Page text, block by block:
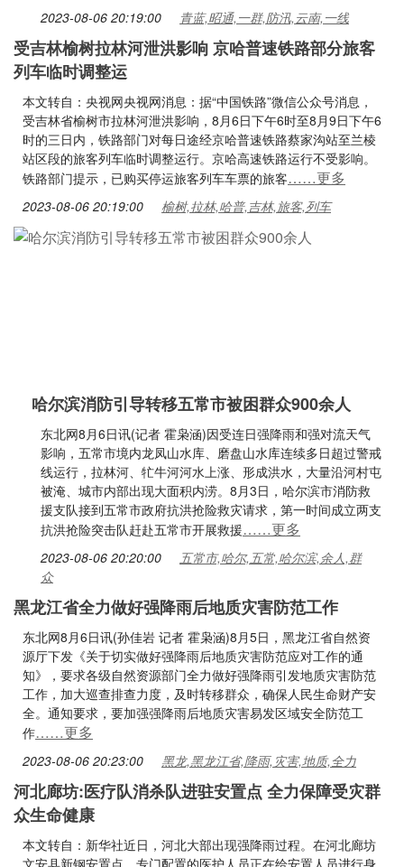
2023-08-06 20:19:00 青蓝,昭通,一群,防汛,云南,一线
受吉林榆树拉林河泄洪影响 京哈普速铁路部分旅客
列车临时调整运
本文转自：央视网央视网消息：据“中国铁路”微信公众号消息，
受吉林省榆树市拉林河泄洪影响，8月6日下午6时至8月9日下午6
时的三日内，铁路部门对每日途经京哈普速铁路蔡家沟站至兰棱
站区段的旅客列车临时调整运行。京哈高速铁路运行不受影响。
铁路部门提示，已购买停运旅客列车车票的旅客……更多
2023-08-06 20:19:00 榆树,拉林,哈普,吉林,旅客,列车
哈尔滨消防引导转移五常市被困群众900余人
东北网8月6日讯(记者 霍枭涵)因受连日强降雨和强对流天气
影响，五常市境内龙凤山水库、磨盘山水库连续多日超过警戒
线运行，拉林河、牤牛河河水上涨、形成洪水，大量沿河村屯
被淹、城市内部出现大面积内涝。8月3日，哈尔滨市消防救
援支队接到五常市政府抗洪抢险救灾请求，第一时间成立两支
抗洪抢险突击队赶赴五常市开展救援……更多
2023-08-06 20:20:00
五常市,哈尔,五常,哈尔滨,余人,群
众
黑龙江省全力做好强降雨后地质灾害防范工作
东北网8月6日讯(孙佳岩 记者 霍枭涵)8月5日，黑龙江省自然资
源厅下发《关于切实做好强降雨后地质灾害防范应对工作的通
知》，要求各级自然资源部门全力做好强降雨引发地质灾害防范
工作，加大巡查排查力度，及时转移群众，确保人民生命财产安
全。通知要求，要加强强降雨后地质灾害易发区域安全防范工
作……更多
2023-08-06 20:23:00 黑龙,黑龙江省,降雨,灾害,地质,全力
河北廊坊:医疗队消杀队进驻安置点 全力保障受灾群
众生命健康
本文转自：新华社近日，河北大部出现强降雨过程。在河北廊坊
文安县新钢安置点，专门配置的医护人员正在给安置人员进行身